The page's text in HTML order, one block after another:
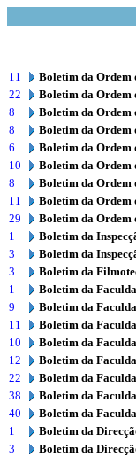
11
Boletim da Ordem
22
Boletim da Ordem
8
Boletim da Ordem
8
Boletim da Ordem
6
Boletim da Ordem
10
Boletim da Ordem
8
Boletim da Ordem
11
Boletim da Ordem
29
Boletim da Ordem
1
Boletim da
3
Boletim da
3
Boletim da
1
Boletim da
9
Boletim da
11
Boletim da
10
Boletim da
12
Boletim da
22
Boletim da
38
Boletim da
40
Boletim da
1
Boletim da
3
Boletim da